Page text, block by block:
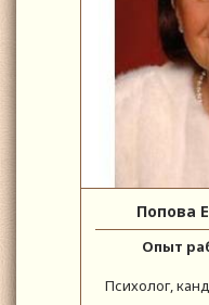
Попова
Опыт
Психолог,